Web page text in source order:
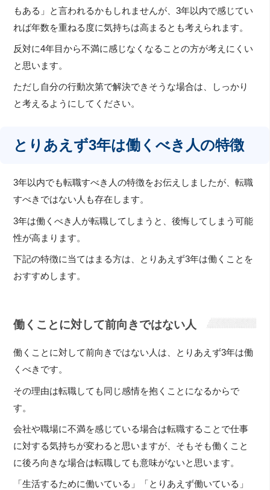
もある」と言われるかもしれませんが、3年以内で感じてい
れば年数を重ねる度に気持ちは高まるとも考えられます。
反対に4年目から不満に感じなくなることの方が考えにくい
と思います。
ただし自分の行動次第で解決できそうな場合は、しっかり
と考えるようにしてください。
とりあえず3年は働くべき人の特徴
3年以内でも転職すべき人の特徴をお伝えしましたが、転職
すべきではない人も存在します。
3年は働くべき人が転職してしまうと、後悔してしまう可能
性が高まります。
下記の特徴に当てはまる方は、とりあえず3年は働くことを
おすすめします。
働くことに対して前向きではない人
働くことに対して前向きではない人は、とりあえず3年は働
くべきです。
その理由は転職しても同じ感情を抱くことになるからで
す。
会社や職場に不満を感じている場合は転職することで仕事
に対する気持ちが変わると思いますが、そもそも働くこと
に後ろ向きな場合は転職しても意味がないと思います。
「生活するために働いている」「とりあえず働いている」